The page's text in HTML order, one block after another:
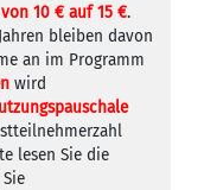
10 € auf 15 €.
bleiben davon
an im Programm
wird
lesen Sie die